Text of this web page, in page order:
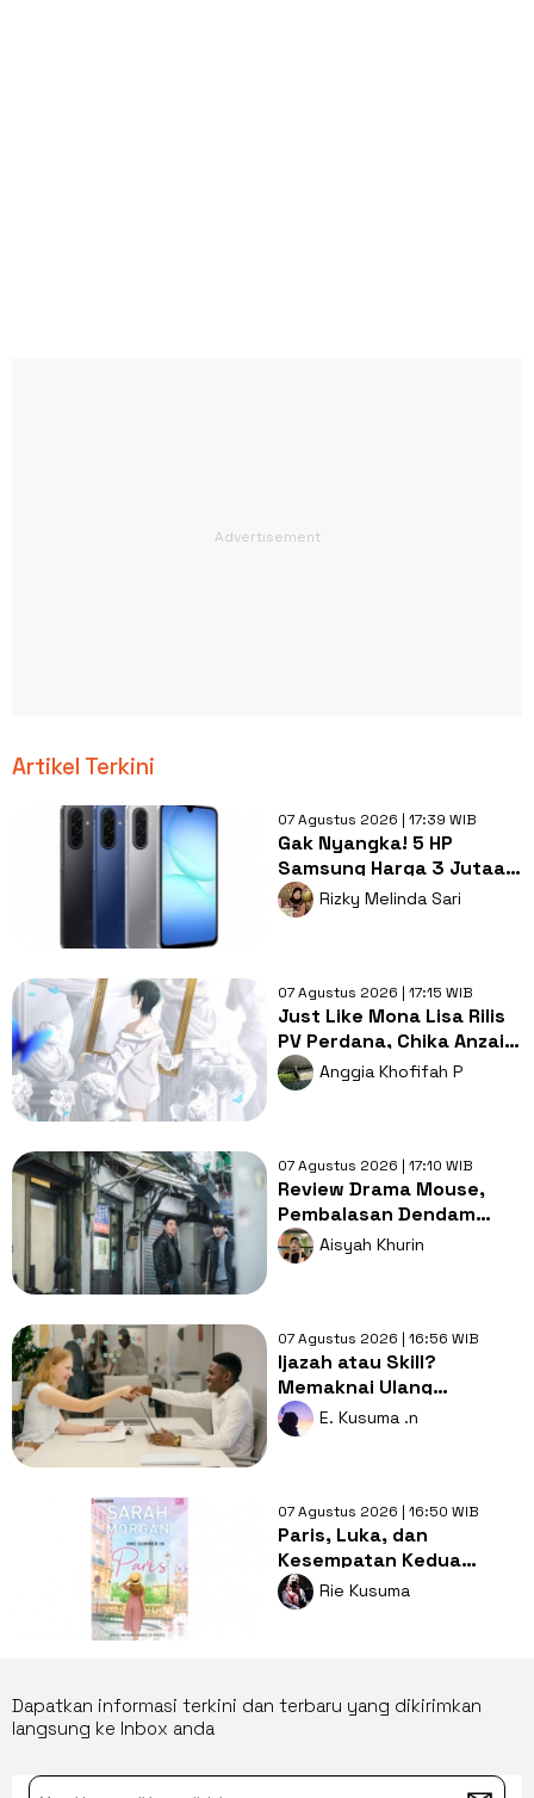
Artikel Terkini
07 Agustus 2026 | 17:39 WIB
Gak Nyangka! 5 HP
Samsung Harga 3 Jutaan
Ini Sudah Dapat RAM 8GB
dan Memori 256GB
Rizky Melinda Sari
07 Agustus 2026 | 17:15 WIB
Just Like Mona Lisa Rilis
PV Perdana, Chika Anzai
Isi Suara Karakter Utama
Anggia Khofifah P
07 Agustus 2026 | 17:10 WIB
Review Drama Mouse,
Pembalasan Dendam
yang Menguak Sisi Kelam
Manusia
Aisyah Khurin
07 Agustus 2026 | 16:56 WIB
Ijazah atau Skill?
Memaknai Ulang
Kemerdekaan Pendidikan
bagi Gen Z
E. Kusuma .n
07 Agustus 2026 | 16:50 WIB
Paris, Luka, dan
Kesempatan Kedua
dalam Satu Musim Panas
di Paris
Rie Kusuma
Dapatkan informasi terkini dan terbaru yang dikirimkan
langsung ke Inbox anda